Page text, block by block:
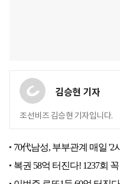
김승현 기자
조선비즈 김승현 기자입니다.